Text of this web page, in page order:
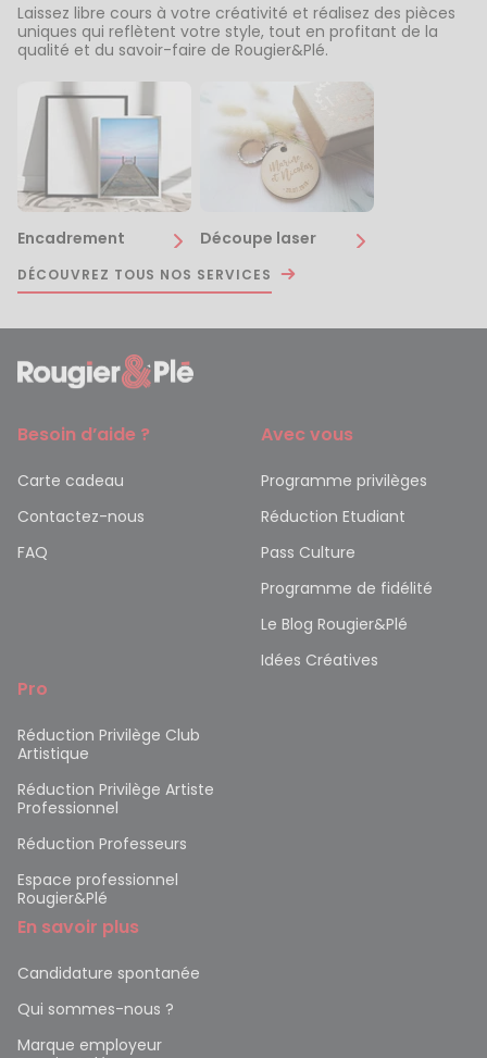
Laissez libre cours à votre créativité et réalisez des pièces
uniques qui reflètent votre style, tout en profitant de la
qualité et du savoir-faire de Rougier&Plé.
Encadrement Découpe laser
DÉCOUVREZ TOUS NOS SERVICES
Besoin d’aide ?
Carte cadeau
Contactez-nous
FAQ
Avec vous
Programme privilèges
Réduction Etudiant
Pass Culture
Programme de fidélité
Le Blog Rougier&Plé
Idées Créatives
Pro
Réduction Privilège Club
Artistique
Réduction Privilège Artiste
Professionnel
Réduction Professeurs
Espace professionnel
Rougier&Plé
En savoir plus
Candidature spontanée
Qui sommes-nous ?
Marque employeur